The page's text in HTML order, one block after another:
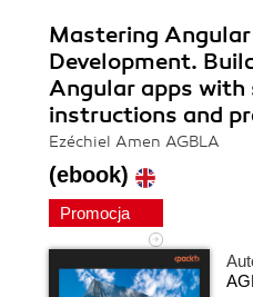
Mastering
Development.
Angular apps
instructions and
Ezéchiel Amen AGBLA
(ebook)
Promocja